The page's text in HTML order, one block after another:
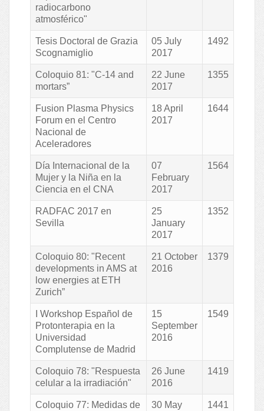
radiocarbono
atmosférico"
Tesis Doctoral de Grazia
Scognamiglio
05 July
2017
1492
Coloquio 81: "C-14 and
mortars”
22 June
2017
1355
Fusion Plasma Physics
Forum en el Centro
Nacional de
Aceleradores
18 April
2017
1644
Día Internacional de la
Mujer y la Niña en la
Ciencia en el CNA
07
February
2017
1564
RADFAC 2017 en
Sevilla
25
January
2017
1352
Coloquio 80: "Recent
developments in AMS at
low energies at ETH
Zurich”
21 October
2016
1379
I Workshop Español de
Protonterapia en la
Universidad
Complutense de Madrid
15
September
2016
1549
Coloquio 78: "Respuesta
celular a la irradiación"
26 June
2016
1419
Coloquio 77: Medidas de
30 May
1441